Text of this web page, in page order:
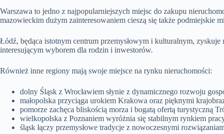
Warszawa to jedno z najpopularniejszych miejsc do zakupu
mazowieckim dużym zainteresowaniem cieszą się także podmiejskie
Łódź, będąca istotnym centrum przemysłowym i kulturalnym,
interesującym wyborem dla rodzin i inwestorów.
Również inne regiony mają swoje miejsce na rynku nieruchomości:
dolny Śląsk z Wrocławiem słynie z dynamicznego rozwoju
małopolska przyciąga urokiem Krakowa oraz pięknymi
pomorze zachęca bliskością morza i bogatą ofertą turystyczną
wielkopolska z Poznaniem wyróżnia się stabilnym rynkiem
śląsk łączy przemysłowe tradycje z nowoczesnymi